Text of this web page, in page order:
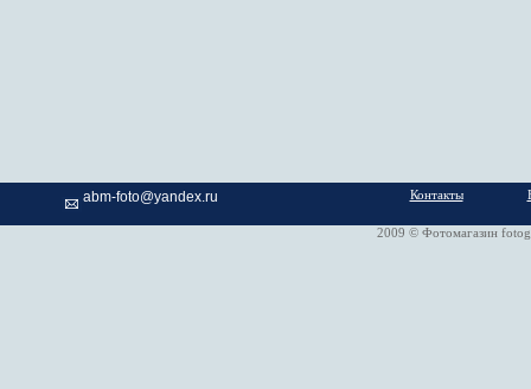
abm-foto@yandex.ru Контакты
2009 © Фотомагазин